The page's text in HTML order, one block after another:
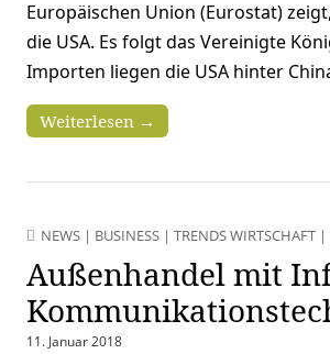
Europäischen Union (Eurostat)
die USA. Es folgt das Vereinigte
Importen liegen die USA hinter
Weiterlesen →
NEWS| BUSINESS| TRENDS WIRTSCHAFT|
Außenhandel mit
11. Januar 2018